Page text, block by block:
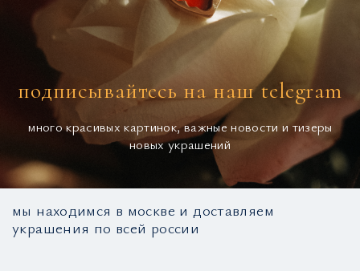
подписывайтесь на наш telegram
много красивых картинок, важные новости и тизеры
новых украшений
мы находимся в москве и доставляем
украшения по всей россии